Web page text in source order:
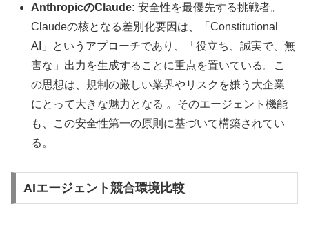
AnthropicのClaude: 安全性を最優先する挑戦者。
Claudeの核となる差別化要因は、「Constitutional
AI」というアプローチであり、「役立ち、誠実で、無
害な」出力を生成することに重点を置いている。こ
の思想は、規制の厳しい業界やリスクを嫌う大企業
にとって大きな魅力となる 。そのエージェント機能
も、この安全性第一の原則に基づいて構築されてい
る。
AIエージェント競合環境比較